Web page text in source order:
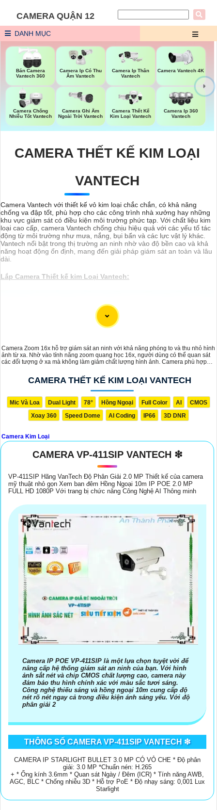
CAMERA QUẬN 12
DANH MỤC
Bán Camera
Vantech 360
Camera Ip Có Thu
Âm Vantech
Camera Ip Thân
Vantech
Camera Vantech 4K
Camera Chống
Nhiễu Tốt Vantech
Camera Ghi Âm
Ngoài Trời Vantech
Camera Thết Kế
Kim Loại Vantech
Camera Ip 360
Vantech
CAMERA THẾT KẾ KIM LOẠI
VANTECH
Camera Vantech với thiết kế vỏ kim loại chắc chắn, có khả năng
chống va đập tốt, phù hợp cho các công trình nhà xưởng hay những
khu vực giám sát có điều kiện môi trường phức tạp. Với chất liệu kim
loại cao cấp, camera Vantech chống chịu hiệu quả với các yếu tố tác
động từ môi trường như mưa, nắng, bụi bẩn và các lực vật lý khác.
Vantech nổi bật trong thị trường an ninh nhờ vào độ bền cao và khả
năng hoạt động ổn định, mang đến giải pháp giám sát an toàn và lâu
dài.
Lắp Camera Thiết kế kim Loại Vantech:
( 2,600,000 ₫
Camera VP-M5264IP Thiêt Kế Dome Nhỏ Gọn
Camera VP-I4896VBP-A VanTech Thiết Kế Đẹp( 00 ₫ )
Camera VP-I2696BP-A Hồng Ngoại
Camera Thết Kế Kim Loại Vantech
Để giúp bạn chọn được camera kim loại phù hợp, tôi cần thêm thông
tin về nhu cầu sử dụng cụ thể của bạn. Dưới đây là một số câu hỏi
mà bạn có thể cung cấp thêm thông tin:
🤙1:Bạn muốn sử dụng camera để mục đích gì? (giám sát gia đình,
giám sát cửa hàng, văn phòng, xưởng sản xuất, v.v.) 2:Bạn cần bao
nhiêu camera và muốn chúng được lắp đặt ở những vị trí nào?🦉3:
Bạn cần chất lượng hình ảnh như thế nào? (độ phân giải cao, chất
lượng hình ảnh ban đêm tốt, v.v.)❇️4:Bạn mong muốn tính năng gì
cho camera của mình? (xoay 360 độ, zoom thông minh, cảnh báo
chuyển động, v.v.)🦉
Bạn có yêu cầu gì về tính năng bảo mật của
camera? (mật khẩu bảo vệ, khả năng lưu trữ dữ liệu, v.v.)
Với những thông tin này, tôi sẽ dễ dàng tư vấn giúp bạn chọn lựa
camera kim loại giải pháp phù hợp nhất.
Camera Zoom 16x hỗ trợ giám sát an ninh với khả năng phóng to và thu nhỏ hình
ảnh từ xa. Nhờ vào tính năng zoom quang học 16x, người dùng có thể quan sát
các đối tượng ở xa mà không làm giảm chất lượng hình ảnh. Camera phù hợp
xe, khuôn mặt hay các chi tiết nhỏ trong khu vực giám sát
CAMERA THẾT KẾ KIM LOẠI VANTECH
Mic Và Loa Dual Light 78° Hồng Ngoại Full Color AI
CMOS
Xoay 360
Speed Dome AI Coding IP66 3D DNR
Camera Kim Loại
CAMERA VP-411SIP VANTECH ❇
VP-411SIP Hãng VanTech Độ Phân Giải 2.0 MP Thiết kế của camera
mỹ thuật nhỏ gọn Xem ban đêm Hồng Ngoại 10m IP POE 2.0 MP
FULL HD 1080P Với trang bị chức năng Công Nghệ AI Thông minh
Camera IP POE VP-411SIP là một lựa chọn tuyệt vời để
nâng cấp hệ thống giám sát an ninh của bạn. Với hình
ảnh sắt nét và chip CMOS chất lượng cao, camera này
đảm bảo thu hình chính xác với màu sắc tươi sáng.
Công nghệ thiếu sáng và hồng ngoại 10m cung cấp độ
nét rõ nét ngay cả trong điều kiện ánh sáng yếu. Với độ
phân giải 2
THÔNG SỐ CAMERA VP-411SIP VANTECH ❇
CAMERA IP STARLIGHT BULLET 3.0 MP CÓ VỎ CHE * Độ phân
giải: 3.0 MP *Chuẩn nén: H.265
+ * Ống kính 3.6mm * Quan sát Ngày / Đêm (ICR) * Tính năng AWB,
AGC, BLC * Chống nhiễu 3D * Hỗ trợ PoE * Độ nhạy sáng: 0,001 Lux
Starlight